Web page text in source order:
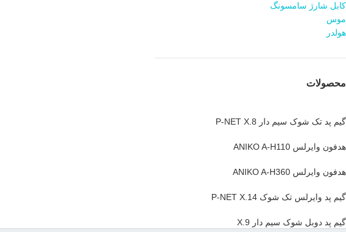
کابل شارژ سامسونگ
موس
هولدر
محصولات
گیم پد تک شوک سیم دار P-NET X.8
هدفون وایرلس ANIKO A-H110
هدفون وایرلس ANIKO A-H360
گیم پد وایرلس تک شوک P-NET X.14
گیم پد دوبل شوک سیم دار X.9